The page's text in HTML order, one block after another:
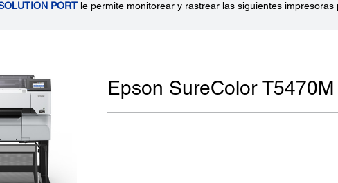
PORT le permite monitorear y rastrear las siguientes impresoras
Epson SureColor T5470M